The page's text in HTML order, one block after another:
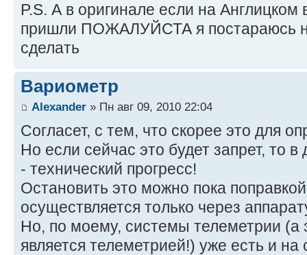
P.S. А в оригинале если на
пришли ПОЖАЛУЙСТА я постараюсь
сделать
Вариометр
Alexander » Пн авг 09, 2010 22:04
Согласет, с тем, что скорее это для
Но если сейчас это будет запрет, то
- технический прогресс!
Остановить это можно пока
осуществляется только через
Но, по моему, системы телеметрии (а
является телеметрией!) уже есть и